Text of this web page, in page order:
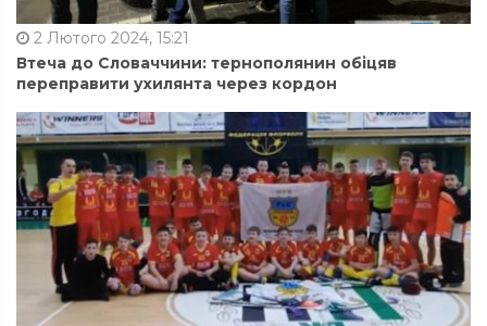
2 Лютого 2024, 15:21
Втеча до Словаччини: тернополянин обіцяв
переправити ухилянта через кордон